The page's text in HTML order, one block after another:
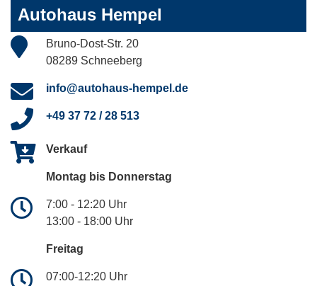
Autohaus Hempel
Bruno-Dost-Str. 20
08289 Schneeberg
info@autohaus-hempel.de
+49 37 72 / 28 513
Verkauf
Montag bis Donnerstag
7:00 - 12:20 Uhr
13:00 - 18:00 Uhr
Freitag
07:00-12:20 Uhr